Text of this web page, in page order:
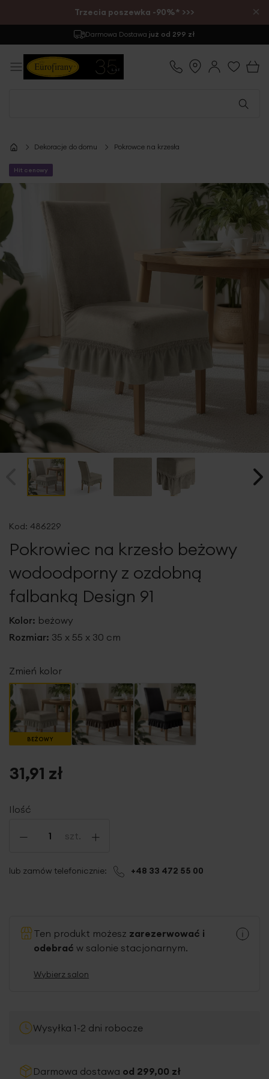
Trzecia poszewka -90%* >>> ×
Darmowa Dostawa już od 299 zł
Dekoracje do domu Pokrowce na krzesła
Przejdź
koniec
galerii
początek
galerii
Hit cenowy
Kod: 486229
Pokrowiec na krzesło beżowy
wodoodporny z ozdobną
falbanką Design 91
Kolor: beżowy
Rozmiar: 35 x 55 x 30 cm
Zmień kolor
BEŻOWY
Ilość
- szt. +
31,91 zł
lub zamów telefonicznie: +48 33 472 55 00
Ten produkt możesz zarezerwować i
odebrać w salonie stacjonarnym.
Wybierz salon
Wysyłka 1-2 dni robocze
Darmowa dostawa od 299,00 zł